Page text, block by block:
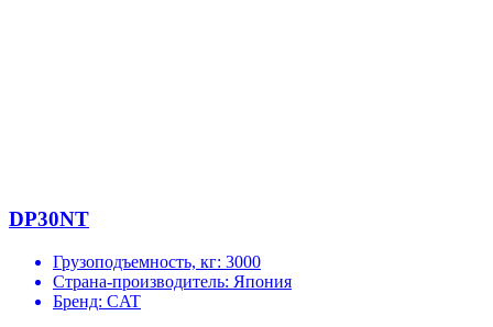
DP30NT
Грузоподъемность, кг: 3000
Страна-производитель: Япония
Бренд: CAT